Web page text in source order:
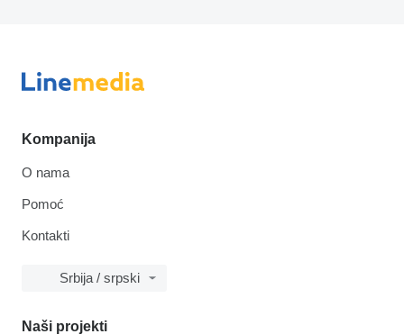
Kompanija
O nama
Pomoć
Kontakti
Srbija / srpski
Naši projekti